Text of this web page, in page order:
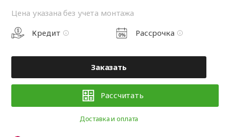
Цена указана без учета монтажа
Кредит
Рассрочка
Заказать
Рассчитать
Доставка и оплата